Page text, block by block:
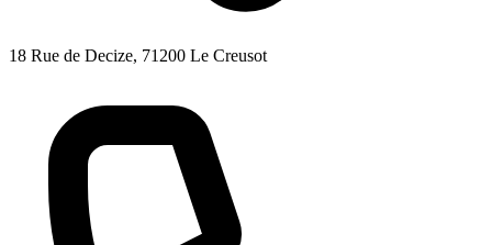
18 Rue de Decize, 71200 Le Creusot